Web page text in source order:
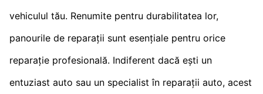
vehiculul tău. Renumite pentru durabilitatea lor,
panourile de reparații sunt esențiale pentru orice
reparație profesională. Indiferent dacă ești un
entuziast auto sau un specialist în reparații auto, acest